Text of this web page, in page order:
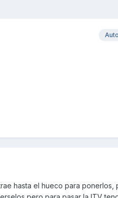
hasta el hueco para ponerlos,